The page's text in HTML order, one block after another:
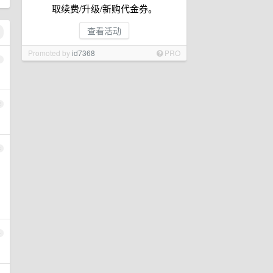
取续费/升级/新购代金券。
查看活动
Promoted byid7368 PRO